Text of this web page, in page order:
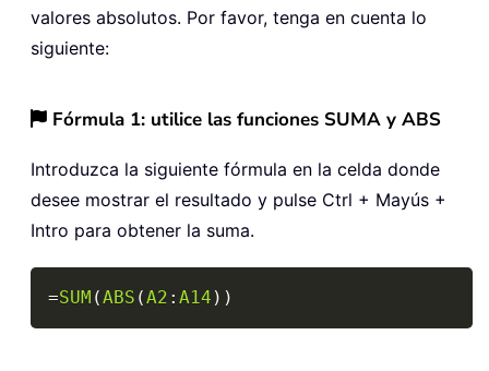
valores absolutos. Por favor, tenga en cuenta lo
siguiente:
Fórmula 1: utilice las funciones SUMA y ABS
Introduzca la siguiente fórmula en la celda donde
desee mostrar el resultado y pulse Ctrl + Mayús +
Intro para obtener la suma.
=SUM (ABS (A2 : A14 ) )